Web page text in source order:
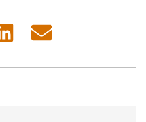
Share
Share